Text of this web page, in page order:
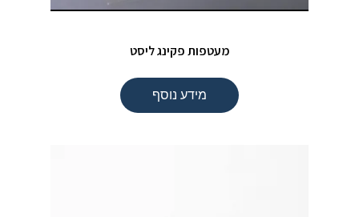
מעטפות פקינג ליסט
מידע נוסף